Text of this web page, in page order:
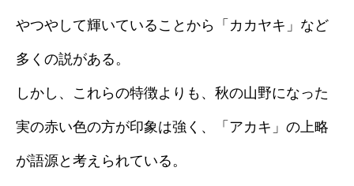
やつやして輝いていることから「カカヤキ」など
多くの説がある。
しかし、これらの特徴よりも、秋の山野になった
実の赤い色の方が印象は強く、「アカキ」の上略
が語源と考えられている。